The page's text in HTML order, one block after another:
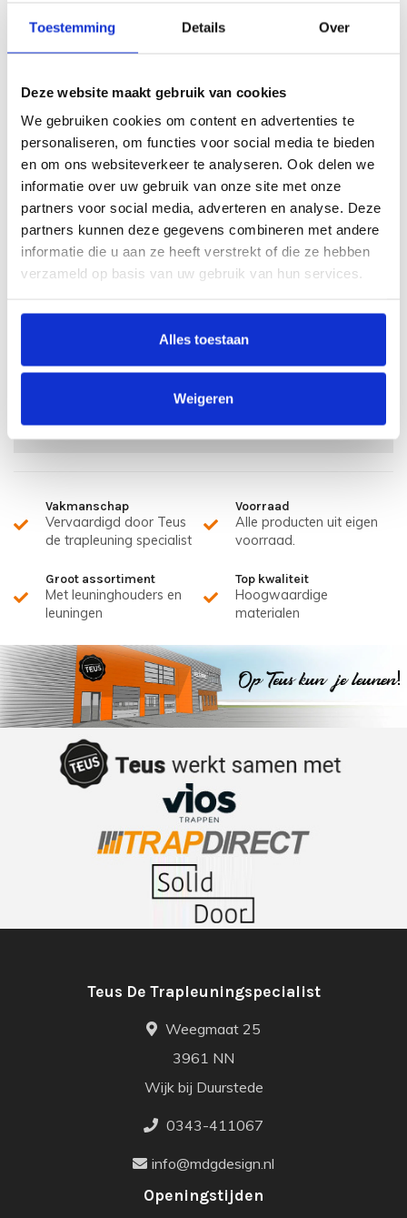
Toestemming Details Over
Deze website maakt gebruik van cookies
We gebruiken cookies om content en advertenties te
personaliseren, om functies voor social media te bieden
en om ons websiteverkeer te analyseren. Ook delen we
informatie over uw gebruik van onze site met onze
partners voor social media, adverteren en analyse. Deze
partners kunnen deze gegevens combineren met andere
informatie die u aan ze heeft verstrekt of die ze hebben
verzameld op basis van uw gebruik van hun services.
Alles toestaan
Weigeren
Meer informatie over dit product vind je
hieronder.
Hoe kan ik mijn trapleuning opmeten?
Hoe makkelijk is de montage van de trapleuning?
Kan ik ook gebogen trapleuningen bestellen?
Kan ik een specifieke aanpassing doorgeven?
Kan ik eerst een trapleuning zien voor ik bestel?
Vakmanschap
Vervaardigd door Teus
de trapleuning specialist
Voorraad
Alle producten uit eigen
voorraad.
Groot assortiment
Met leuninghouders en
leuningen
Top kwaliteit
Hoogwaardige
materialen
Teus De Trapleuningspecialist
Weegmaat 25
3961 NN
Wijk bij Duurstede
0343-411067
info@mdgdesign.nl
Openingstijden